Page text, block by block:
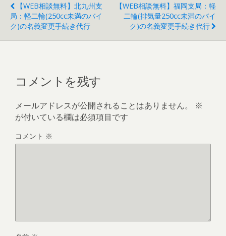
【WEB相談無料】北九州支
局：軽二輪(250cc未満のバイ
ク)の名義変更手続き代行
【WEB相談無料】福岡支局：軽
二輪(排気量250cc未満のバイ
ク)の名義変更手続き代行
コメントを残す
メールアドレスが公開されることはありません。
※
が付いている欄は必須項目です
コメント ※